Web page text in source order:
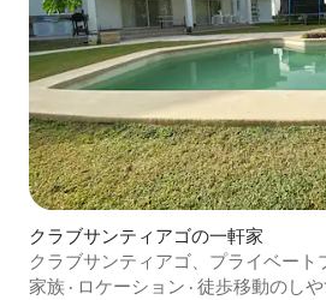
クラブサンティアゴの一軒家
クラブサンティアゴ、プライベート
く。
家族 · ロケーション · 徒歩移動のしや